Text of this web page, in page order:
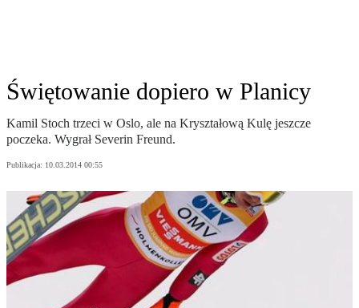
Świętowanie dopiero w Planicy
Kamil Stoch trzeci w Oslo, ale na Kryształową Kulę jeszcze
poczeka. Wygrał Severin Freund.
Publikacja: 10.03.2014 00:55